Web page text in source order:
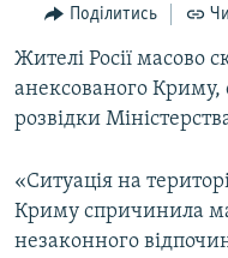
пошукуІНТЕРВ'Ю
ВСЕ ЗА ДЕНЬ
СПЕЦПРОЕКТИ
ВІДЕОУРОКИ «ELIFBE»
СВІДЧЕННЯ ОКУПАЦІЇ
Русский
Поділитись
Жителі Росії масово
анексованого Криму,
розвідки
«Ситуація на
Криму спричинила
незаконного